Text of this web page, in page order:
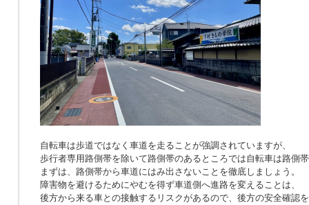
自転車は歩道ではなく車道を走ることが強調されていますが、
歩行者専用路側帯を除いて路側帯のあるところでは自転車は路側
まずは、路側帯から車道にはみ出さないことを徹底しましょう。
障害物を避けるためにやむを得ず車道側へ進路を変えることは、
後方から来る車との接触するリスクがあるので、後方の安全確認